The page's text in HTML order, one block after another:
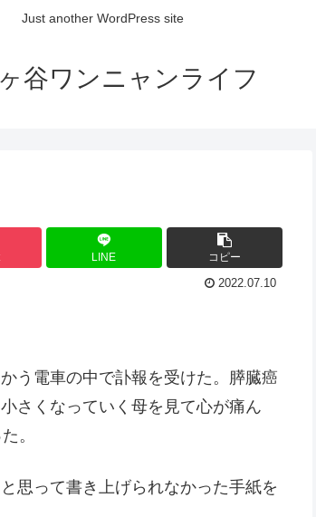
Just another WordPress site
谷ワンニャンライフ
LINE コピー
2022.07.10
う電車の中で訃報を受けた。膵臓癌
さくなっていく母を見て心が痛ん
。
思って書き上げられなかった手紙を